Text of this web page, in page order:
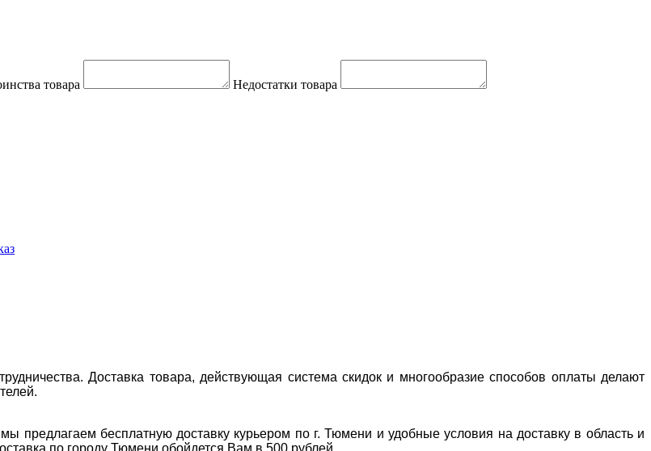
товара
Недостатки товара
Доставка товара, действующая система скидок и многообразие способов оплаты делают
бесплатную доставку курьером по г. Тюмени и удобные условия на доставку в область и
по городу Тюмени обойдется Вам в 500 рублей.